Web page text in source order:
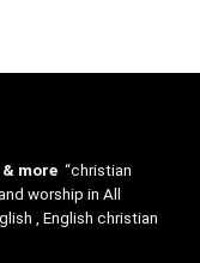
more “christian
worship in All
, English christian